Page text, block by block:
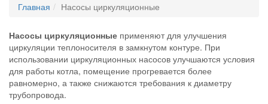
Главная Насосы циркуляционные
Насосы циркуляционные применяют для улучшения
циркуляции теплоносителя в замкнутом контуре. При
использовании циркуляционных насосов улучшаются условия
для работы котла, помещение прогревается более
равномерно, а также снижаются требования к диаметру
трубопровода.